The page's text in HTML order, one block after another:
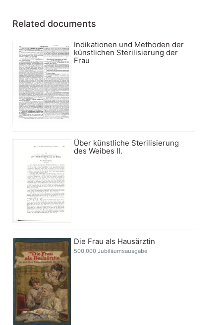
Related documents
Indikationen und Methoden der
künstlichen Sterilisierung der
Frau
Über künstliche Sterilisierung
des Weibes II.
Die Frau als Hausärztin
500.000 Jubiläumsausgabe